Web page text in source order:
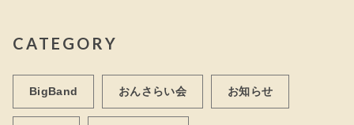
CATEGORY
BigBand おんさらい会 お知らせ